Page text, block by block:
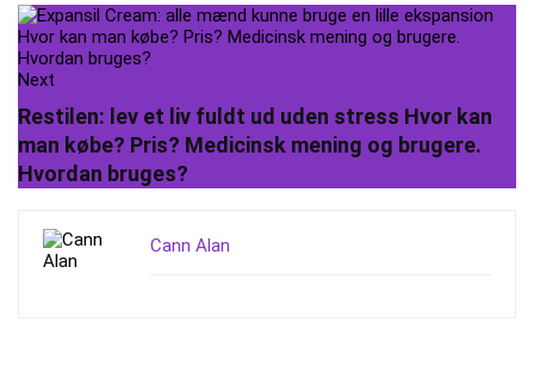
Next
Restilen: lev et liv fuldt ud uden stress Hvor kan
man købe? Pris? Medicinsk mening og brugere.
Hvordan bruges?
Cann Alan